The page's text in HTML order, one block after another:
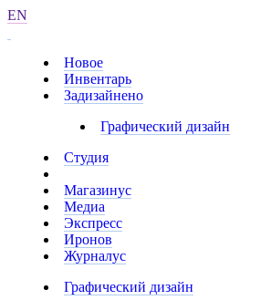
EN
Новое
Инвентарь
Задизайнено
Графический дизайн
Студия
Магазинус
Медиа
Экспресс
Иронов
Журналус
Графический дизайн